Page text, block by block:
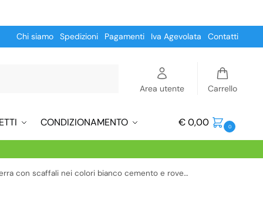
Chi siamo Spedizioni Pagamenti Iva Agevolata Contatti
Area utente Carrello
CONDIZIONAMENTO €0,00 0
con scaffali nei colori bianco cemento e rovere